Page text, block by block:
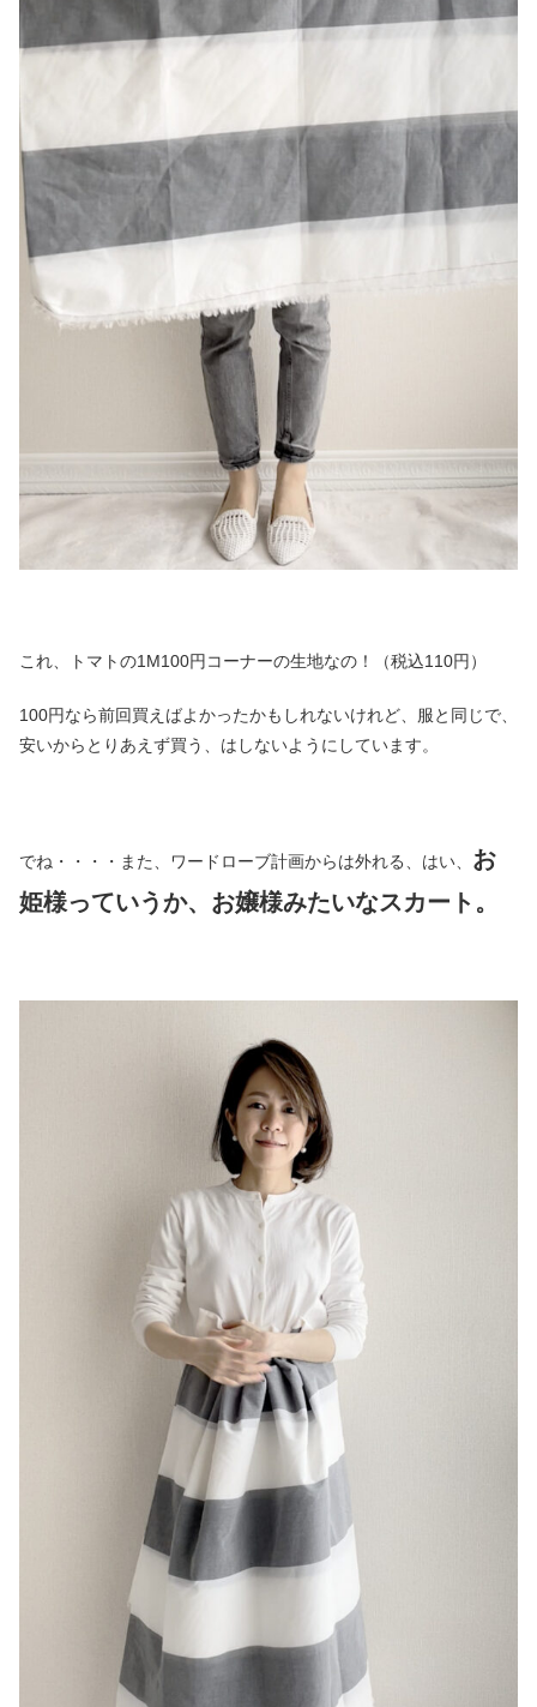
これ、トマトの1M100円コーナーの生地なの！（税込110円）
100円なら前回買えばよかったかもしれないけれど、服と同じで、
安いからとりあえず買う、はしないようにしています。
でね・・・・また、ワードローブ計画からは外れる、はい、 お
姫様っていうか、お嬢様みたいなスカート。